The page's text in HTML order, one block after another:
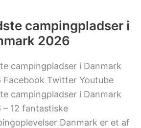
campingpladser i
2026
campingpladser i Danmark
Facebook Twitter Youtube
campingpladser i Danmark
– 12 fantastiske
Danmark er et af